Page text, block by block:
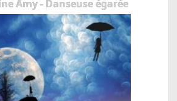
Amy - Danseuse égarée